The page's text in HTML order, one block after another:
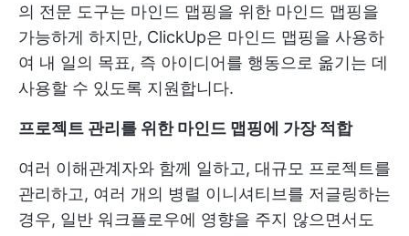
의 전문 도구는 마인드 맵핑을 위한 마인드 맵핑을
가능하게 하지만, ClickUp은 마인드 맵핑을 사용하
여 내 일의 목표, 즉 아이디어를 행동으로 옮기는 데
사용할 수 있도록 지원합니다.
프로젝트 관리를 위한 마인드 맵핑에 가장 적합
여러 이해관계자와 함께 일하고, 대규모 프로젝트를
관리하고, 여러 개의 병렬 이니셔티브를 저글링하는
경우, 일반 워크플로우에 영향을 주지 않으면서도